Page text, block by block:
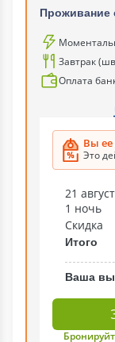
Проживание
Завтрак
Оплата
Вы
Это
21
1 ночь
Скидка
Итого
Ваша